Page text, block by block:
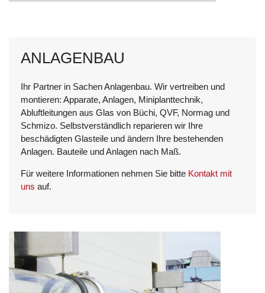
ANLAGENBAU
Ihr Partner in Sachen Anlagenbau. Wir vertreiben und
montieren: Apparate, Anlagen, Miniplanttechnik,
Abluftleitungen aus Glas von Büchi, QVF, Normag und
Schmizo. Selbstverständlich reparieren wir Ihre
beschädigten Glasteile und ändern Ihre bestehenden
Anlagen. Bauteile und Anlagen nach Maß.
Für weitere Informationen nehmen Sie bitte Kontakt mit
uns auf.